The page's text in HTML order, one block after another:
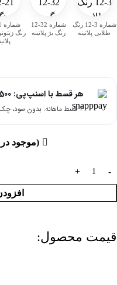
شماره 3-12 رنگ
طلایی پلاتینه
شماره 32-12
رنگ بژ پلاتینه
رنگ
هر قسط با اسنپ‌پی:
۴ قسط ماهانه. بدون سود، چک و ضامن.
(موجود در
قیمت محصول:​